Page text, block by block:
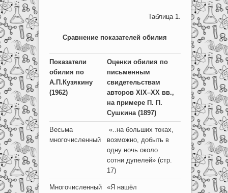
Таблица 1.
Сравнение показателей обилия
Показатели
обилия по
А.П.Кузякину
(1962)
Оценки обилия по
письменным
свидетельствам
авторов XIX–XXвв.,
на примере П. П.
Сушкина (1897)
Весьма
многочисленный
«..на больших токах,
возможно, добыть в
одну ночь около
сотни дупелей» (стр.
17)
Многочисленный
«Я нашёл